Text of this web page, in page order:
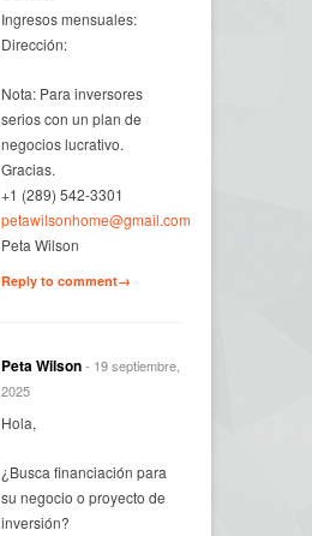
Ingresos mensuales:
Dirección:
Nota: Para inversores
serios con un plan de
negocios lucrativo.
Gracias.
+1 (289) 542-3301
petawilsonhome@gmail.com
Peta Wilson
Reply to comment→
Peta Wilson- 19 septiembre,
2025
Hola,
¿Busca financiación para
su negocio o proyecto de
inversión?